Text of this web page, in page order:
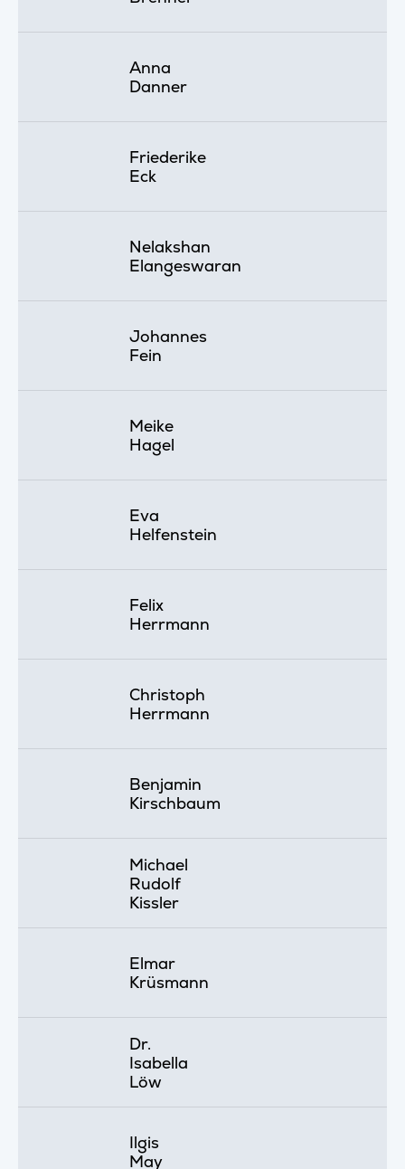
Anna
Danner
Friederike
Eck
Nelakshan
Elangeswaran
Johannes
Fein
Meike
Hagel
Eva
Helfenstein
Felix
Herrmann
Christoph
Herrmann
Benjamin
Kirschbaum
Michael
Rudolf
Kissler
Elmar
Krüsmann
Dr.
Isabella
Löw
Ilgis
May